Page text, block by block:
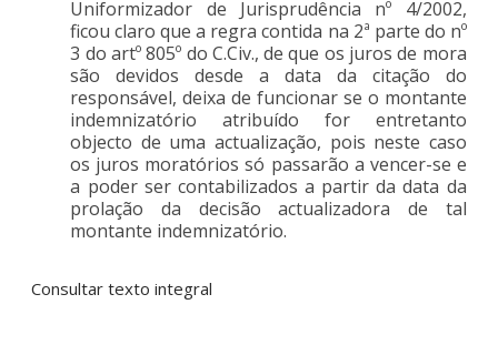
Uniformizador de Jurisprudência nº 4/2002,
ficou claro que a regra contida na 2ª parte do nº
3 do artº 805º do C.Civ., de que os juros de mora
são devidos desde a data da citação do
responsável, deixa de funcionar se o montante
indemnizatório atribuído for entretanto
objecto de uma actualização, pois neste caso
os juros moratórios só passarão a vencer-se e
a poder ser contabilizados a partir da data da
prolação da decisão actualizadora de tal
montante indemnizatório.
Consultar texto integral